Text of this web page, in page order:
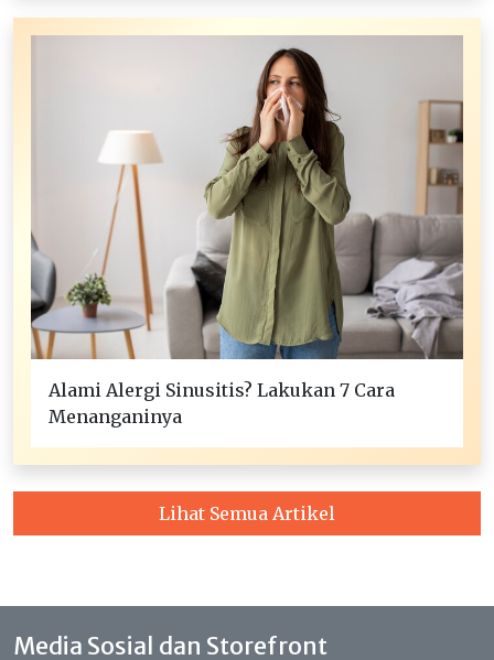
Alami Alergi Sinusitis? Lakukan 7 Cara
Menanganinya
Lihat Semua Artikel
Media Sosial dan Storefront